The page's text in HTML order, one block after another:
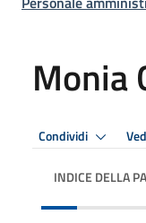
Monia
Condividi
INDICE DELLA